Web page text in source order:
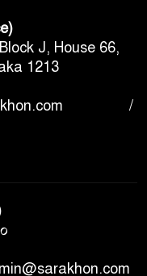
J, House 66,
1213
/